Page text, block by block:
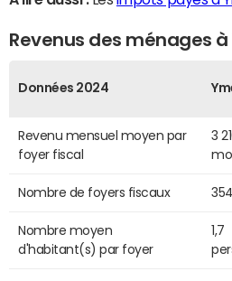
Revenus des ménages
Données 2024
Revenu mensuel moyen par
foyer fiscal
3
Nombre de foyers fiscaux
Nombre moyen
d'habitant(s) par foyer
1,7